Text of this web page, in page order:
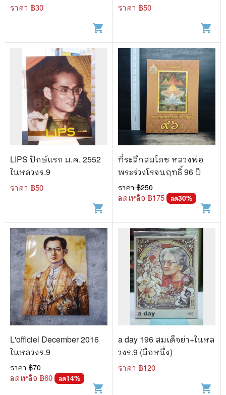
ราคา ฿30
shopping_cart
ราคา ฿50
shopping_cart
LIPS ปักษ์แรก ม.ค. 2552
ในหลวงร.9
ราคา ฿50
shopping_cart
ที่ระลึกสมโภช หลวงพ่อ
พระร่วงโรจนฤทธิ์ 96 ปี
ราคา ฿250
ลดเหลือ ฿175 ลด30%
shopping_cart
L'officiel December 2016
ในหลวงร.9
ราคา ฿70
ลดเหลือ ฿60 ลด14%
shopping_cart
a day 196 สมเด็จย่า+ในหล
วงร.9 (มือหนึ่ง)
ราคา ฿120
shopping_cart